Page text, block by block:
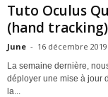
Tuto Oculus
(hand tracking)
June - 16 décembre 2019
La semaine dernière,
déployer une mise à jour
la...